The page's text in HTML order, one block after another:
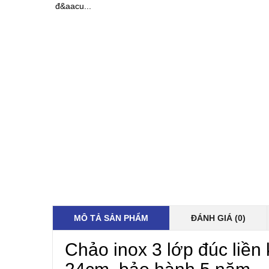
đ&aacu...
MÔ TẢ SẢN PHẨM ĐÁNH GIÁ (0)
Chảo inox 3 lớp đúc liền